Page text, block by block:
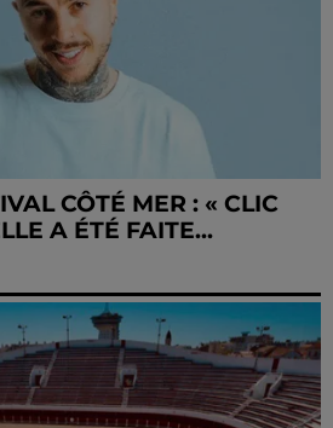
CÔTÉ MER : « CLIC
A ÉTÉ FAITE...